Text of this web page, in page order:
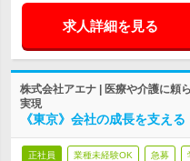
求人詳細を見る
株式会社アエナ | 医療や介護に頼
実現
《東京》会社の成長を支える
正社員 業種未経験OK 急募